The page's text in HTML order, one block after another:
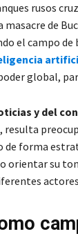
rusos
masacre de
el campo
global,
y del
resulta
de forma
orientar su